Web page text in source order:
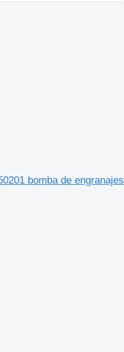
bomba de engranajes